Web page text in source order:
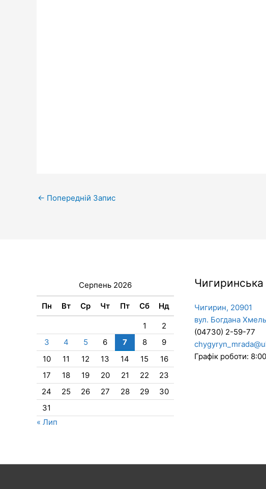
← Попередній Запис
Серпень 2026
Пн Вт Ср Чт Пт Сб Нд
1
2
3
4 5 6 7 8
9
10
11 12 13 14 15
16
17
18 19 20 21 22
23
24
25 26 27 28 29
30
31
« Лип
Чигиринська
Чигирин, 20901
вул. Богдана
(04730) 2-59-77
Графік роботи: